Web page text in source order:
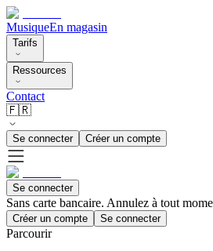
MusiqueEn magasin
Tarifs
Ressources
Contact
🇫🇷
Se connecter Créer un compte
Se connecter
Sans carte bancaire. Annulez à tout
Créer un compte Se connecter
Parcourir